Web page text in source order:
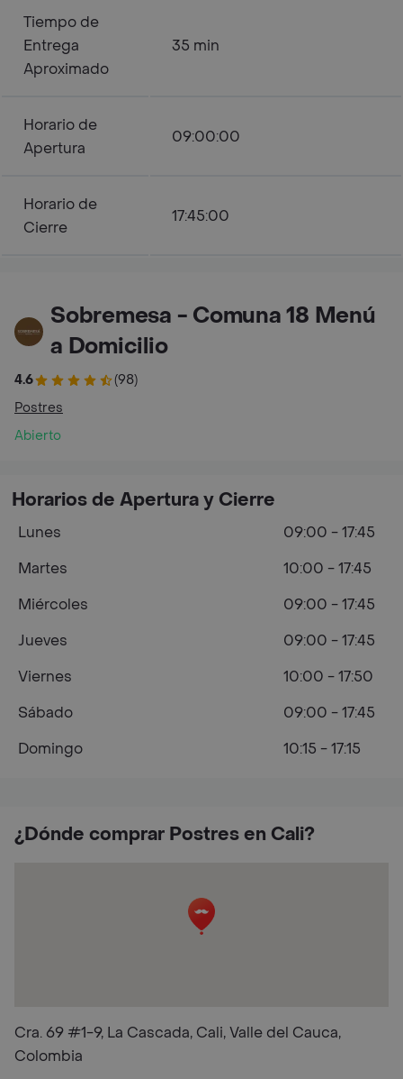
Tiempo de
Entrega
Aproximado
35 min
Horario de
Apertura
09:00:00
Horario de
Cierre
17:45:00
Sobremesa - Comuna 18 Menú
a Domicilio
4.6
(98)
Postres
Abierto
¿Dónde comprar Postres en Cali?
Cra. 69 #1-9, La Cascada, Cali, Valle del Cauca,
Colombia
Horarios de Apertura y Cierre
Lunes
09:00 - 17:45
Martes
10:00 - 17:45
Miércoles
09:00 - 17:45
Jueves
09:00 - 17:45
Viernes
10:00 - 17:50
Sábado
09:00 - 17:45
Domingo
10:15 - 17:15